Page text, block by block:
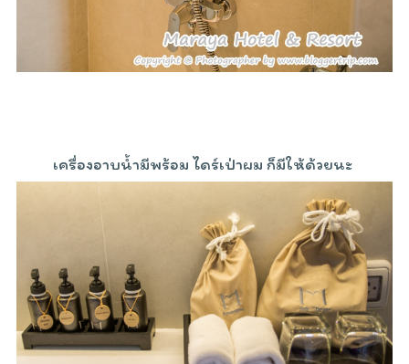
เครื่องอาบน้ำมีพร้อม ไดร์เป่าผม ก็มีให้ด้วยนะ